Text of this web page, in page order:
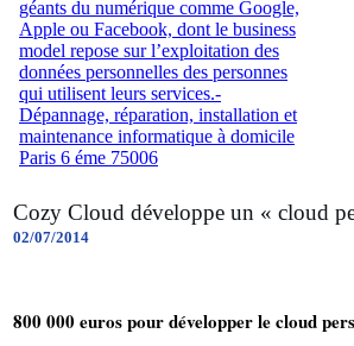
Cozy Cloud développe un « cloud
02/07/2014
800 000 euros pour développer le cloud